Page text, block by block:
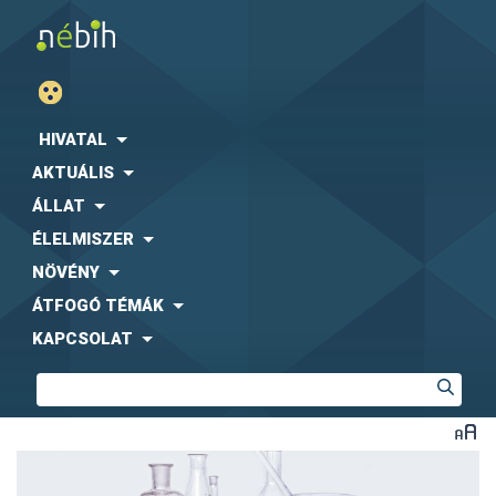
HIVATAL
AKTUÁLIS
ÁLLAT
ÉLELMISZER
NÖVÉNY
ÁTFOGÓ TÉMÁK
KAPCSOLAT